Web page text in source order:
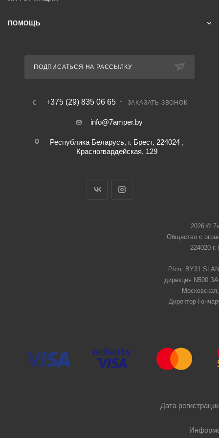
ПОМОЩЬ
ПОДПИСАТЬСЯ НА РАССЫЛКУ
+375 (29) 835 06 65 ЗАКАЗАТЬ ЗВОНОК
info@7amper.by
Республика Беларусь, г. Брест, 224024 ,
Красногвардейская, 129
2026 ©
Общество с
224020
Р/сч: BY31
дирекция N500
Директор
Дата